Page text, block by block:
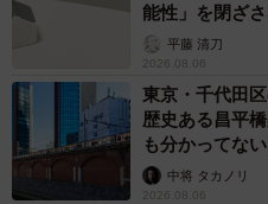
りとよしゆき」さん（
しかし、本当のクライマック
ズの言葉は？」という問いに
能性」を閉ざ
平藤 清刀
2026.08.06
東京・千代田
歴史ある昌平
も分かってな
して」中将 タカノリ
2026.08.06